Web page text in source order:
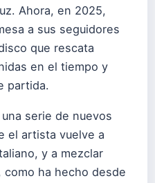
Ahora, en 2025,
a sus seguidores
que rescata
en el tiempo y
partida.
serie de nuevos
el artista vuelve a
y a mezclar
ha hecho desde